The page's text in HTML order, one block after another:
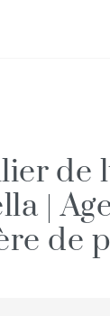
de
|
de